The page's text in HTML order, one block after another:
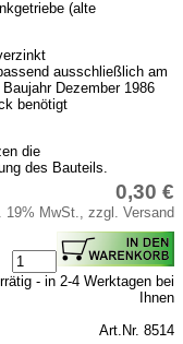
(alte
ausschließlich am
Baujahr Dezember 1986
benötigt
die
des Bauteils.
0,30 €
19% MwSt., zzgl. Versand
- in 2-4 Werktagen bei
Ihnen
Art.Nr. 8514